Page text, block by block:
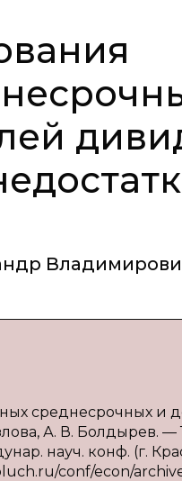
среднесрочных и
А. В. Болдырев. —
науч. конф. (г.
conf/econ/